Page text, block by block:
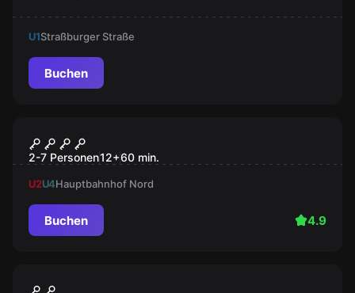
U1Straßburger Straße
Buchen
Vererbtes Doppelleben
2-7 Personen12+60 min.
U2U4Hauptbahnhof Nord
Buchen 4.9